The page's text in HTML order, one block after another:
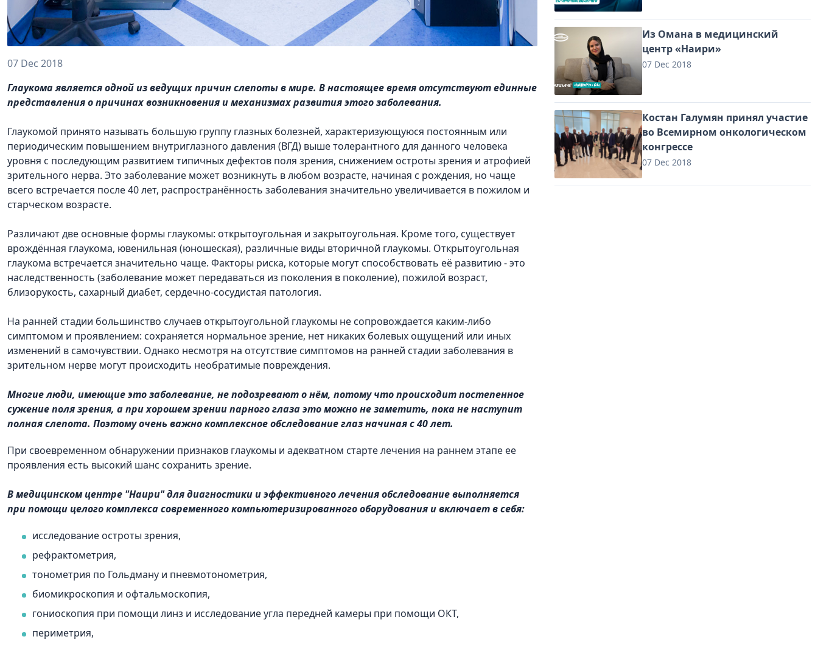
07 Dec 2018
Глаукома является одной из ведущих причин слепоты в мире. В настоящее время отсутствуют единные
представления о причинах возникновения и механизмах развития этого заболевания.
Глаукомой принято называть большую группу глазных болезней, характеризующуюся постоянным или
периодическим повышением внутриглазного давления (ВГД) выше толерантного для данного человека
уровня с последующим развитием типичных дефектов поля зрения, снижением остроты зрения и атрофией
зрительного нерва. Это заболевание может возникнуть в любом возрасте, начиная с рождения, но чаще
всего встречается после 40 лет, распространённость заболевания значительно увеличивается в пожилом и
старческом возрасте.
Различают две основные формы глаукомы: открытоугольная и закрытоугольная. Кроме того, существует
врождённая глаукома, ювенильная (юношеская), различные виды вторичной глаукомы. Открытоугольная
глаукома встречается значительно чаще. Факторы риска, которые могут способствовать её развитию - это
наследственность (заболевание может передаваться из поколения в поколение), пожилой возраст,
близорукость, сахарный диабет, сердечно-сосудистая патология.
На ранней стадии большинство случаев открытоугольной глаукомы не сопровождается каким-либо
симптомом и проявлением: сохраняется нормальное зрение, нет никаких болевых ощущений или иных
изменений в самочувствии. Однако несмотря на отсутствие симптомов на ранней стадии заболевания в
зрительном нерве могут происходить необратимые повреждения.
Многие люди, имеющие это заболевание, не подозревают о нём, потому что происходит постепенное
сужение поля зрения, а при хорошем зрении парного глаза это можно не заметить, пока не наступит
полная слепота. Поэтому очень важно комплексное обследование глаз начиная с 40 лет.
При своевременном обнаружении признаков глаукомы и адекватном старте лечения на раннем этапе ее
проявления есть высокий шанс сохранить зрение.
В медицинском центре "Наири" для диагностики и эффективного лечения обследование выполняется
при помощи целого комплекса современного компьютеризированного оборудования и включает в себя:
исследование остроты зрения,
рефрактометрия,
тонометрия по Гольдману и пневмотонометрия,
биомикроскопия и офтальмоскопия,
гониоскопия при помощи линз и исследование угла передней камеры при помощи ОКТ,
периметрия,
Из Омана в медицинский
центр «Наири»
07 Dec 2018
Костан Галумян принял участие
во Всемирном онкологическом
конгрессе
07 Dec 2018